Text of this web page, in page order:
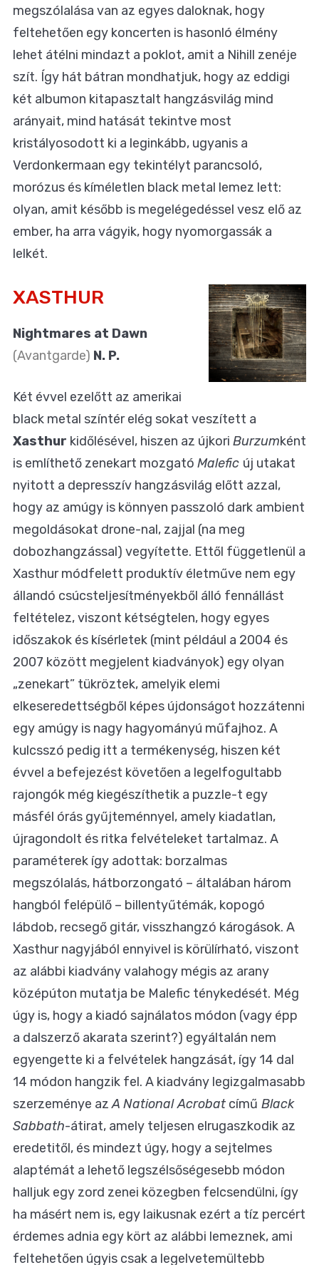
megszólalása van az egyes daloknak, hogy
feltehetően egy koncerten is hasonló élmény
lehet átélni mindazt a poklot, amit a Nihill zenéje
szít. Így hát bátran mondhatjuk, hogy az eddigi
két albumon kitapasztalt hangzásvilág mind
arányait, mind hatását tekintve most
kristályosodott ki a leginkább, ugyanis a
Verdonkermaan egy tekintélyt parancsoló,
morózus és kíméletlen black metal lemez lett:
olyan, amit később is megelégedéssel vesz elő az
ember, ha arra vágyik, hogy nyomorgassák a
lelkét.
XASTHUR
Nightmares at Dawn
(Avantgarde) N. P.
Két évvel ezelőtt az amerikai
black metal színtér elég sokat veszített a
Xasthur kidőlésével, hiszen az újkori Burzumként
is említhető zenekart mozgató Malefic új utakat
nyitott a depresszív hangzásvilág előtt azzal,
hogy az amúgy is könnyen passzoló dark ambient
megoldásokat drone-nal, zajjal (na meg
dobozhangzással) vegyítette. Ettől függetlenül a
Xasthur módfelett produktív életműve nem egy
állandó csúcsteljesítményekből álló fennállást
feltételez, viszont kétségtelen, hogy egyes
időszakok és kísérletek (mint például a 2004 és
2007 között megjelent kiadványok) egy olyan
„zenekart” tükröztek, amelyik elemi
elkeseredettségből képes újdonságot hozzátenni
egy amúgy is nagy hagyományú műfajhoz. A
kulcsszó pedig itt a termékenység, hiszen két
évvel a befejezést követően a legelfogultabb
rajongók még kiegészíthetik a puzzle-t egy
másfél órás gyűjteménnyel, amely kiadatlan,
újragondolt és ritka felvételeket tartalmaz. A
paraméterek így adottak: borzalmas
megszólalás, hátborzongató – általában három
hangból felépülő – billentyűtémák, kopogó
lábdob, recsegő gitár, visszhangzó károgások. A
Xasthur nagyjából ennyivel is körülírható, viszont
az alábbi kiadvány valahogy mégis az arany
középúton mutatja be Malefic ténykedését. Még
úgy is, hogy a kiadó sajnálatos módon (vagy épp
a dalszerző akarata szerint?) egyáltalán nem
egyengette ki a felvételek hangzását, így 14 dal
14 módon hangzik fel. A kiadvány legizgalmasabb
szerzeménye azA National Acrobat című Black
Sabbath-átirat, amely teljesen elrugaszkodik az
eredetitől, és mindezt úgy, hogy a sejtelmes
alaptémát a lehető legszélsőségesebb módon
halljuk egy zord zenei közegben felcsendülni, így
ha másért nem is, egy laikusnak ezért a tíz percért
érdemes adnia egy kört az alábbi lemeznek, ami
feltehetően úgyis csak a legelvetemültebb